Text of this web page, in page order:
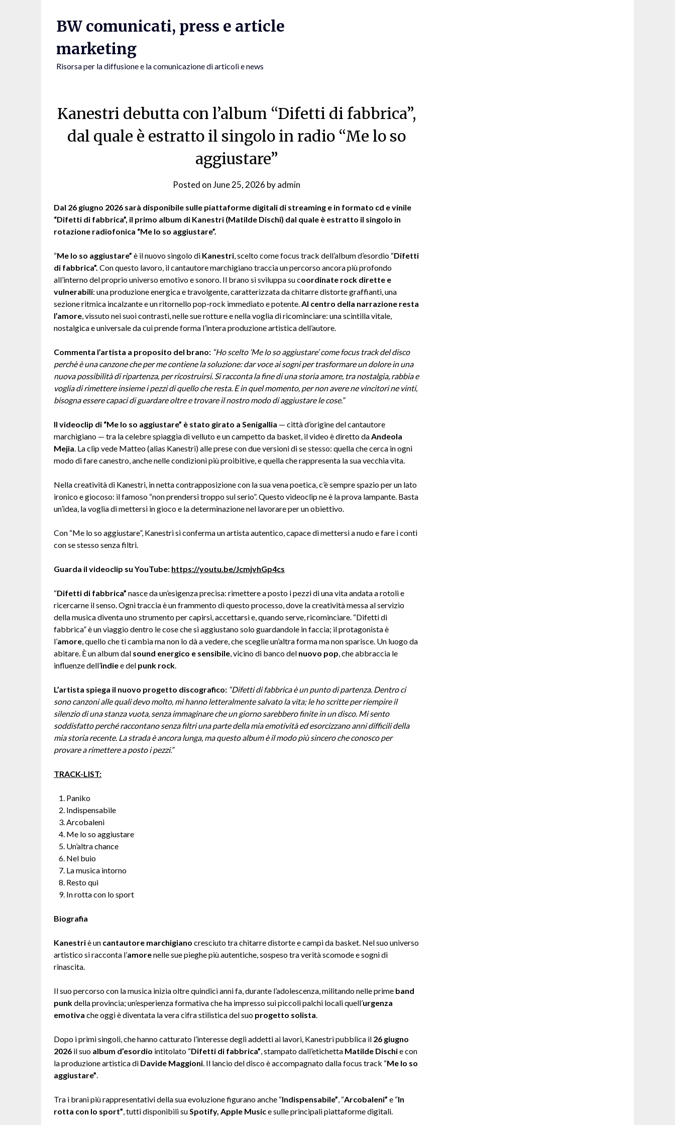
BW comunicati, press e article
marketing
Risorsa per la diffusione e la comunicazione di articoli e news
Kanestri debutta con l’album “Difetti di fabbrica”,
dal quale è estratto il singolo in radio “Me lo so
aggiustare”
Posted onJune 25, 2026 byadmin
Dal 26 giugno 2026 sarà disponibile sulle piattaforme digitali di streaming e in formato cd e vinile
“Difetti di fabbrica”, il primo album di Kanestri (Matilde Dischi) dal quale è estratto il singolo in
rotazione radiofonica “Me lo so aggiustare”.
“Me lo so aggiustare” è il nuovo singolo di Kanestri, scelto come focus track dell’album d’esordio “Difetti
di fabbrica”. Con questo lavoro, il cantautore marchigiano traccia un percorso ancora più profondo
all’interno del proprio universo emotivo e sonoro. Il brano si sviluppa su coordinate rock dirette e
vulnerabili: una produzione energica e travolgente, caratterizzata da chitarre distorte graffianti, una
sezione ritmica incalzante e un ritornello pop-rock immediato e potente.Al centro della narrazione resta
l’amore, vissuto nei suoi contrasti, nelle sue rotture e nella voglia di ricominciare: una scintilla vitale,
nostalgica e universale da cui prende forma l’intera produzione artistica dell’autore.
Commenta l’artista a proposito del brano: “Ho scelto ‘Me lo so aggiustare’ come focus track del disco
perchè è una canzone che per me contiene la soluzione: dar voce ai sogni per trasformare un dolore in una
nuova possibilità di ripartenza, per ricostruirsi. Si racconta la fine di una storia amore, tra nostalgia, rabbia e
voglia di rimettere insieme i pezzi di quello che resta. E in quel momento, per non avere ne vincitori ne vinti,
bisogna essere capaci di guardare oltre e trovare il nostro modo di aggiustare le cose.”
Il videoclip di “Me lo so aggiustare” è stato girato a Senigallia — città d’origine del cantautore
marchigiano — tra la celebre spiaggia di velluto e un campetto da basket, il video è diretto daAndeola
Mejia. La clip vede Matteo (alias Kanestri) alle prese con due versioni di se stesso: quella che cerca in ogni
modo di fare canestro, anche nelle condizioni più proibitive, e quella che rappresenta la sua vecchia vita.
Nella creatività di Kanestri, in netta contrapposizione con la sua vena poetica, c’è sempre spazio per un lato
ironico e giocoso: il famoso “non prendersi troppo sul serio”. Questo videoclip ne è la prova lampante. Basta
un’idea, la voglia di mettersi in gioco e la determinazione nel lavorare per un obiettivo.
Con “Me lo so aggiustare”, Kanestri si conferma un artista autentico, capace di mettersi a nudo e fare i conti
con se stesso senza filtri.
Guarda il videoclip su YouTube: https://youtu.be/JcmjvhGp4cs
“Difetti di fabbrica” nasce da un’esigenza precisa: rimettere a posto i pezzi di una vita andata a rotoli e
ricercarne il senso. Ogni traccia è un frammento di questo processo, dove la creatività messa al servizio
della musica diventa uno strumento per capirsi, accettarsi e, quando serve, ricominciare. “Difetti di
fabbrica” è un viaggio dentro le cose che si aggiustano solo guardandole in faccia; il protagonista è
l’amore, quello che ti cambia ma non lo dà a vedere, che sceglie un’altra forma ma non sparisce. Un luogo da
abitare. È un album dal sound energico e sensibile, vicino di banco del nuovo pop, che abbraccia le
influenze dell’indiee del punk rock.
L’artista spiega il nuovo progetto discografico: “Difetti di fabbrica è un punto di partenza. Dentro ci
sono canzoni alle quali devo molto, mi hanno letteralmente salvato la vita; le ho scritte per riempire il
silenzio di una stanza vuota, senza immaginare che un giorno sarebbero finite in un disco. Mi sento
soddisfatto perché raccontano senza filtri una parte della mia emotività ed esorcizzano anni difficili della
mia storia recente. La strada è ancora lunga, ma questo album è il modo più sincero che conosco per
provare a rimettere a posto i pezzi.”
TRACK-LIST:
Paniko
Indispensabile
Arcobaleni
Me lo so aggiustare
Un’altra chance
Nel buio
La musica intorno
Resto qui
In rotta con lo sport
Biografia
Kanestriè un cantautore marchigiano cresciuto tra chitarre distorte e campi da basket. Nel suo universo
artistico si racconta l’amorenelle sue pieghe più autentiche, sospeso tra verità scomode e sogni di
rinascita.
Il suo percorso con la musica inizia oltre quindici anni fa, durante l’adolescenza, militando nelle prime band
punkdella provincia; un’esperienza formativa che ha impresso sui piccoli palchi locali quell’urgenza
emotiva che oggi è diventata la vera cifra stilistica del suo progetto solista.
Dopo i primi singoli, che hanno catturato l’interesse degli addetti ai lavori, Kanestri pubblica il 26 giugno
2026 il suo album d’esordio intitolato “Difetti di fabbrica”, stampato dall’etichetta Matilde Dischie con
la produzione artistica di Davide Maggioni. Il lancio del disco è accompagnato dalla focus track “Me lo so
aggiustare”.
Tra i brani più rappresentativi della sua evoluzione figurano anche “Indispensabile”, “Arcobaleni” e “In
rotta con lo sport”, tutti disponibili suSpotify, Apple Musice sulle principali piattaforme digitali.